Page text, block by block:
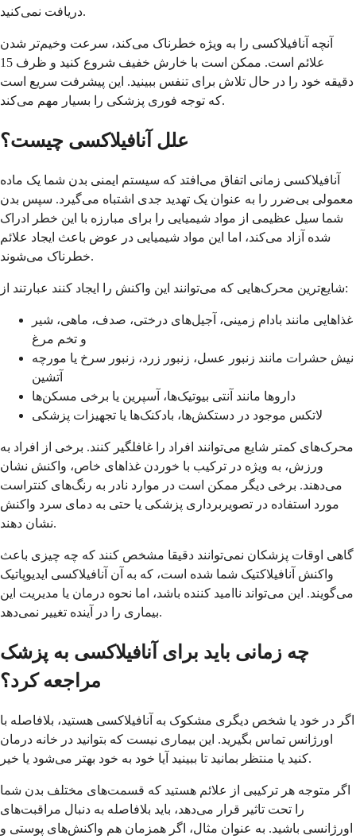
دریافت نمی‌کنید.
آنچه آنافیلاکسی را به ویژه خطرناک می‌کند، سرعت وخیم‌تر شدن
علائم است. ممکن است با خارش خفیف شروع کنید و ظرف 15
دقیقه خود را در حال تلاش برای تنفس ببینید. این پیشرفت سریع است
که توجه فوری پزشکی را بسیار مهم می‌کند.
علل آنافیلاکسی چیست؟
آنافیلاکسی زمانی اتفاق می‌افتد که سیستم ایمنی بدن شما یک ماده
معمولی بی‌ضرر را به عنوان یک تهدید جدی اشتباه می‌گیرد. سپس بدن
شما سیل عظیمی از مواد شیمیایی را برای مبارزه با این خطر ادراک
شده آزاد می‌کند، اما این مواد شیمیایی در عوض باعث ایجاد علائم
خطرناک می‌شوند.
شایع‌ترین محرک‌هایی که می‌توانند این واکنش را ایجاد کنند عبارتند از:
غذاهایی مانند بادام زمینی، آجیل‌های درختی، صدف، ماهی، شیر
و تخم مرغ
نیش حشرات مانند زنبور عسل، زنبور زرد، زنبور سرخ یا مورچه
آتشین
داروها مانند آنتی بیوتیک‌ها، آسپرین یا برخی مسکن‌ها
لاتکس موجود در دستکش‌ها، بادکنک‌ها یا تجهیزات پزشکی
محرک‌های کمتر شایع می‌توانند افراد را غافلگیر کنند. برخی از افراد به
ورزش، به ویژه در ترکیب با خوردن غذاهای خاص، واکنش نشان
می‌دهند. برخی دیگر ممکن است در موارد نادر به رنگ‌های کنتراست
مورد استفاده در تصویربرداری پزشکی یا حتی به دمای سرد واکنش
نشان دهند.
گاهی اوقات پزشکان نمی‌توانند دقیقا مشخص کنند که چه چیزی باعث
واکنش آنافیلاکتیک شما شده است، که به آن آنافیلاکسی ایدیوپاتیک
می‌گویند. این می‌تواند ناامید کننده باشد، اما نحوه درمان یا مدیریت این
بیماری را در آینده تغییر نمی‌دهد.
چه زمانی باید برای آنافیلاکسی به پزشک
مراجعه کرد؟
اگر در خود یا شخص دیگری مشکوک به آنافیلاکسی هستید، بلافاصله با
اورژانس تماس بگیرید. این بیماری نیست که بتوانید در خانه درمان
کنید یا منتظر بمانید تا ببینید آیا خود به خود بهتر می‌شود یا خیر.
اگر متوجه هر ترکیبی از علائم هستید که قسمت‌های مختلف بدن شما
را تحت تاثیر قرار می‌دهد، باید بلافاصله به دنبال مراقبت‌های
اورژانسی باشید. به عنوان مثال، اگر همزمان هم واکنش‌های پوستی و